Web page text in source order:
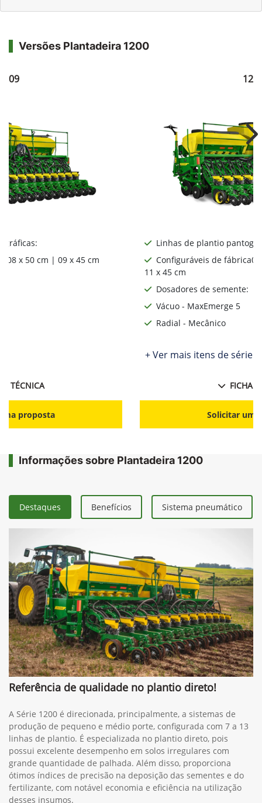
Versões Plantadeira 1200
x 50 cm | 09 x 45 cm
TÉCNICA
proposta
Linhas de plantio
Configuráveis de
11 x 45 cm
Dosadores de semente:
Vácuo - MaxEmerge 5
Radial - Mecânico
+ Ver mais itens de série
FICHA
Solicitar
Informações sobre Plantadeira 1200
Destaques Benefícios Sistema pneumático
Referência de qualidade no plantio direto!
A Série 1200 é direcionada, principalmente, a sistemas de
produção de pequeno e médio porte, configurada com 7 a 13
linhas de plantio. É especializada no plantio direto, pois
possui excelente desempenho em solos irregulares com
grande quantidade de palhada. Além disso, proporciona
ótimos índices de precisão na deposição das sementes e do
fertilizante, com notável economia e eficiência na utilização
desses insumos.